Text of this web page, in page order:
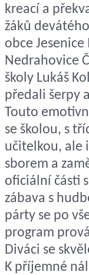
kreací a
žáků
obce
Nedrahovice
školy Lukáš
předali šerpy
Touto
se školou, s
učitelkou, ale
sborem a
oficiální části
zábava s
párty se po
program
Diváci se
K příjemné